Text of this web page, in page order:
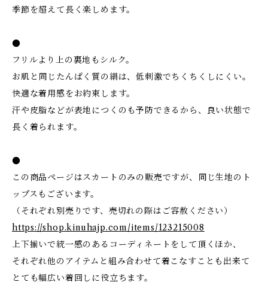
季節を超えて長く楽しめます。
●
フリルより上の裏地もシルク。
お肌と同じたんぱく質の絹は、低刺激でちくちくしにくい。
快適な着用感をお約束します。
汗や皮脂などが表地につくのも予防できるから、良い状態で
長く着られます。
●
この商品ページはスカートのみの販売ですが、同じ生地のト
ップスもございます。
（それぞれ別売りです、売切れの際はご容赦ください）
https://shop.kinuhajp.com/items/123215008
上下揃いで統一感のあるコーディネートをして頂くほか、
それぞれ他のアイテムと組み合わせて着こなすことも出来て
とても幅広い着回しに役立ちます。